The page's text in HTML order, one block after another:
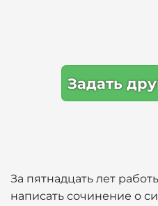
Задать
За пятнадцать лет
написать сочинение о